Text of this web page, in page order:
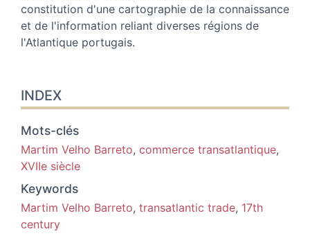
constitution d'une cartographie de la connaissance
et de l'information reliant diverses régions de
l'Atlantique portugais.
INDEX
Mots-clés
Martim Velho Barreto, commerce transatlantique,
XVIIe siècle
Keywords
Martim Velho Barreto, transatlantic trade, 17th
century